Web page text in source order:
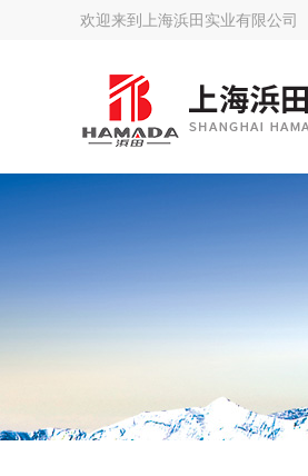
欢迎来到 上海浜田实业有限公司